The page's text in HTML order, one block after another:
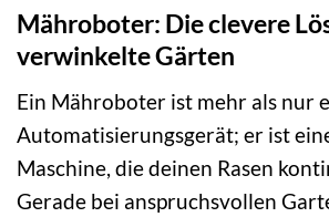
Mähroboter: Die clevere
verwinkelte Gärten
Ein Mähroboter ist mehr als nur
Automatisierungsgerät; er ist
Maschine, die deinen Rasen
Gerade bei anspruchsvollen